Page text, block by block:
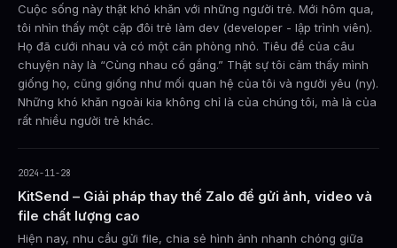
Cuộc sống này thật khó khăn với những người trẻ. Mới hôm qua,
tôi nhìn thấy một cặp đôi trẻ làm dev (developer - lập trình viên).
Họ đã cưới nhau và có một căn phòng nhỏ. Tiêu đề của câu
chuyện này là “Cùng nhau cố gắng.” Thật sự tôi cảm thấy mình
giống họ, cũng giống như mối quan hệ của tôi và người yêu (ny).
Những khó khăn ngoài kia không chỉ là của chúng tôi, mà là của
rất nhiều người trẻ khác.
2024-11-28
KitSend – Giải pháp thay thế Zalo để gửi ảnh, video và
file chất lượng cao
Hiện nay, nhu cầu gửi file, chia sẻ hình ảnh nhanh chóng giữa